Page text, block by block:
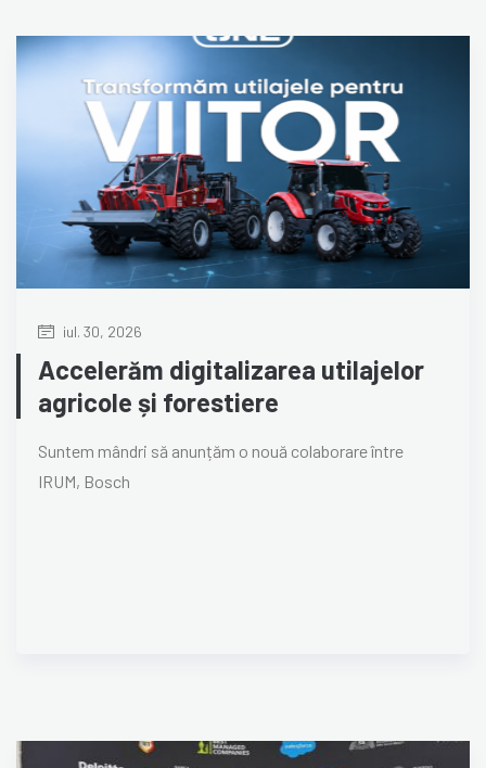
iul. 30, 2026
Accelerăm digitalizarea utilajelor
agricole și forestiere
Suntem mândri să anunțăm o nouă colaborare între
IRUM, Bosch